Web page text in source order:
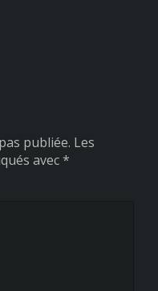
publiée. Les
avec*